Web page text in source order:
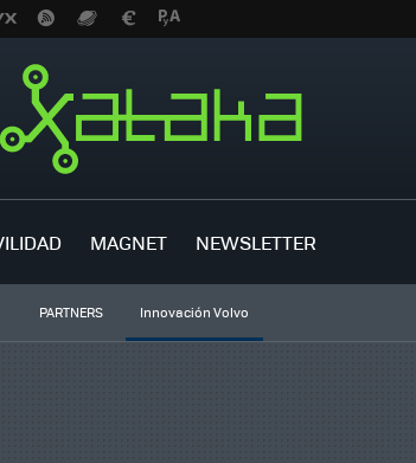
MAGNET NEWSLETTER
PARTNERS Innovación Volvo